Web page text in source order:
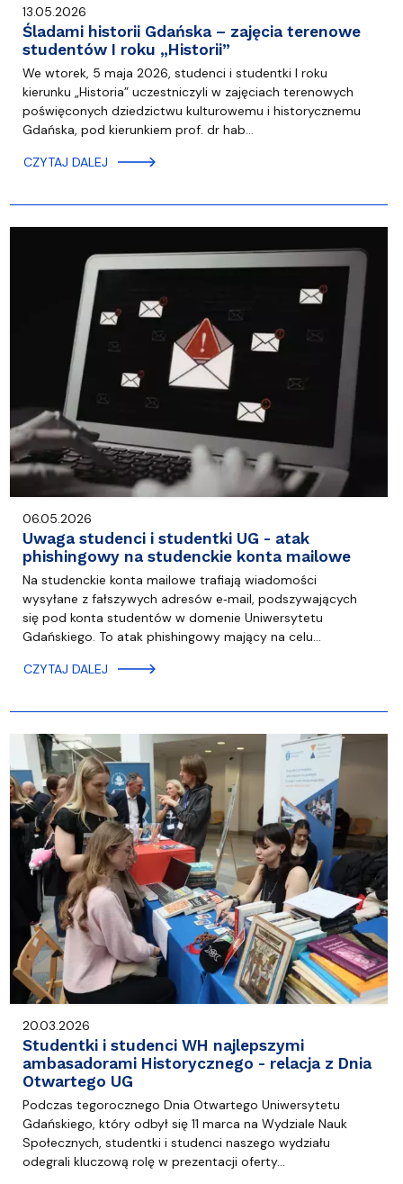
13.05.2026
Śladami historii Gdańska – zajęcia terenowe
studentów I roku „Historii”
We wtorek, 5 maja 2026, studenci i studentki I roku
kierunku „Historia” uczestniczyli w zajęciach terenowych
poświęconych dziedzictwu kulturowemu i historycznemu
Gdańska, pod kierunkiem prof. dr hab…
CZYTAJ DALEJ
06.05.2026
Uwaga studenci i studentki UG - atak
phishingowy na studenckie konta mailowe
Na studenckie konta mailowe trafiają wiadomości
wysyłane z fałszywych adresów e‑mail, podszywających
się pod konta studentów w domenie Uniwersytetu
Gdańskiego. To atak phishingowy mający na celu…
CZYTAJ DALEJ
20.03.2026
Studentki i studenci WH najlepszymi
ambasadorami Historycznego - relacja z Dnia
Otwartego UG
Podczas tegorocznego Dnia Otwartego Uniwersytetu
Gdańskiego, który odbył się 11 marca na Wydziale Nauk
Społecznych, studentki i studenci naszego wydziału
odegrali kluczową rolę w prezentacji oferty…